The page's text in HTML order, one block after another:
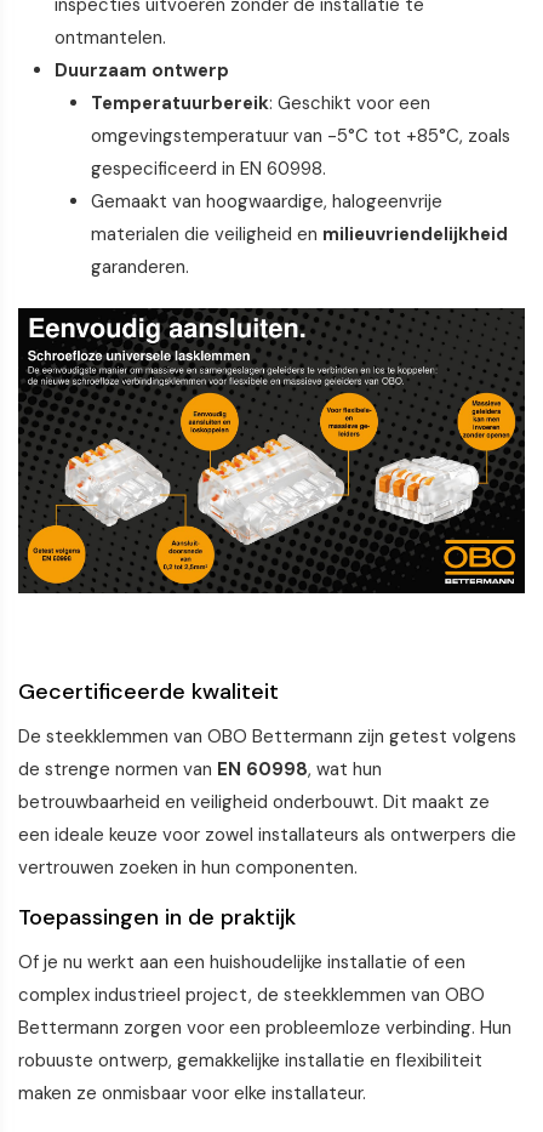
ontmantelen.
Duurzaam ontwerp
Temperatuurbereik: Geschikt voor een
omgevingstemperatuur van -5°C tot +85°C, zoals
gespecificeerd in EN 60998.
Gemaakt van hoogwaardige, halogeenvrije
materialen die veiligheid en milieuvriendelijkheid
garanderen.
Gecertificeerde kwaliteit
De steekklemmen van OBO Bettermann zijn getest volgens
de strenge normen van EN 60998, wat hun
betrouwbaarheid en veiligheid onderbouwt. Dit maakt ze
een ideale keuze voor zowel installateurs als ontwerpers die
vertrouwen zoeken in hun componenten.
Toepassingen in de praktijk
Of je nu werkt aan een huishoudelijke installatie of een
complex industrieel project, de steekklemmen van OBO
Bettermann zorgen voor een probleemloze verbinding. Hun
robuuste ontwerp, gemakkelijke installatie en flexibiliteit
maken ze onmisbaar voor elke installateur.